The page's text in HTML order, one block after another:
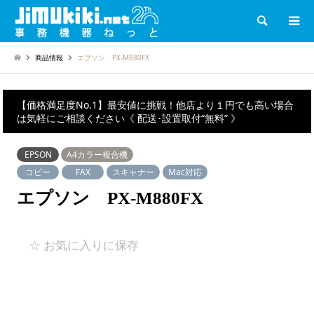
検索
商品情報 エプソン PX-M880FX
【価格満足度No.1】最安値に挑戦！他店より１円でも高い場合
は気軽にご相談ください《 配送･設置取付“無料” 》
EPSON
A4カラー複合機
コピー
FAX スキャナー Mac対応
エプソン PX-M880FX
☆ お気に入りに保存